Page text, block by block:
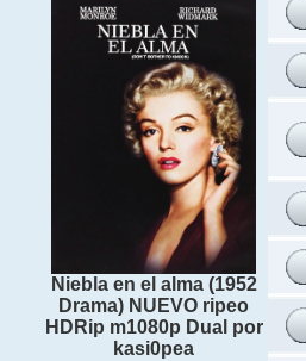
Niebla en el alma (1952
Drama) NUEVO ripeo
HDRip m1080p Dual por
kasi0pea